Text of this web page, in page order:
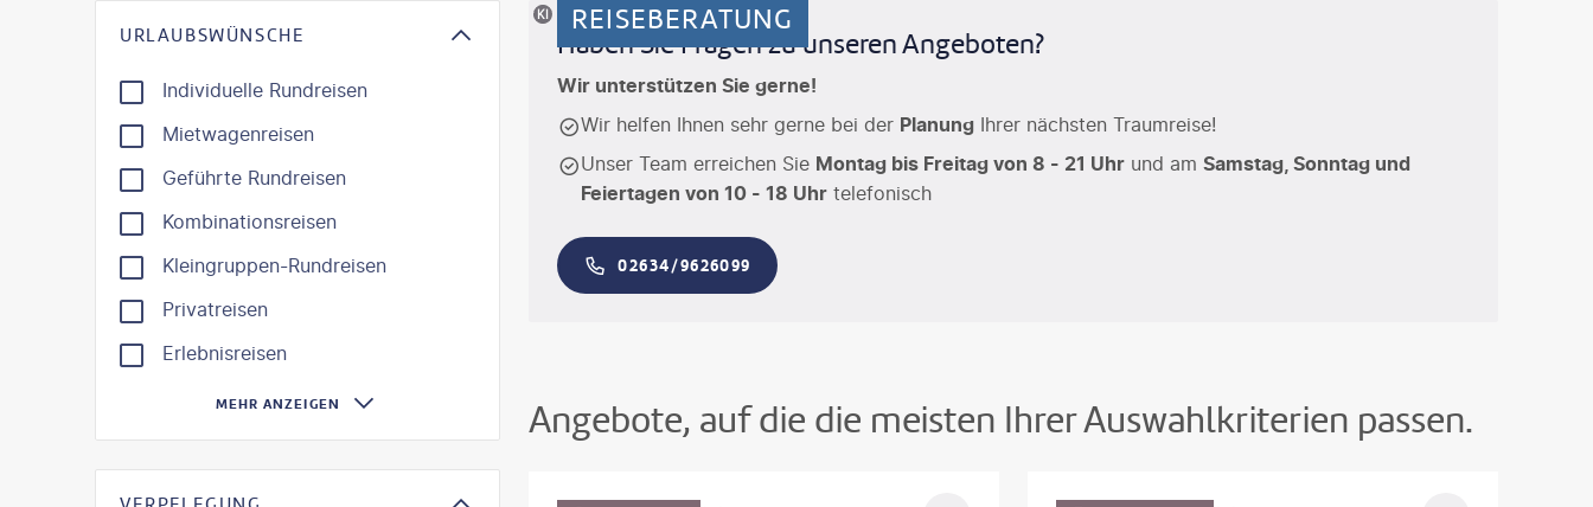
URLAUBSWÜNSCHE
Individuelle Rundreisen
Mietwagenreisen
Geführte Rundreisen
Kombinationsreisen
Kleingruppen-Rundreisen
Privatreisen
Erlebnisreisen
MEHR ANZEIGEN
KI-generiertes MotivREISEBERATUNG
Haben Sie Fragen zu unseren Angeboten?
Wir unterstützen Sie gerne!
Wir helfen Ihnen sehr gerne bei der Planung Ihrer nächsten Traumreise!
Unser Team erreichen Sie Montag bis Freitag von 8 - 21 Uhr und am Samstag, Sonntag und
Feiertagen von 10 - 18 Uhr telefonisch
02634/9626099
Angebote, auf die die meisten Ihrer Auswahlkriterien passen.